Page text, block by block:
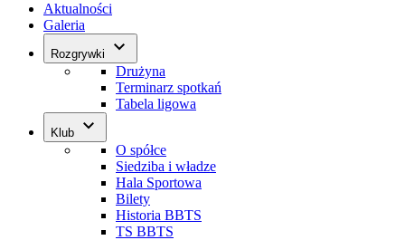
Aktualności
Galeria
Rozgrywki keyboard_arrow_down
Drużyna
Terminarz spotkań
Tabela ligowa
Klub keyboard_arrow_down
O spółce
Siedziba i władze
Hala Sportowa
Bilety
Historia BBTS
TS BBTS